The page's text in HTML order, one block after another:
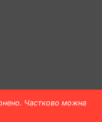
Частково можна